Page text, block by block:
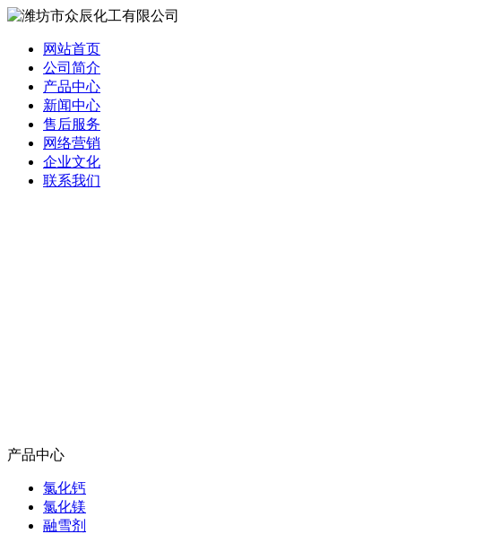
网站首页
公司简介
产品中心
新闻中心
售后服务
网络营销
企业文化
联系我们
产品中心
氯化钙
氯化镁
融雪剂